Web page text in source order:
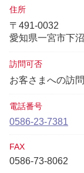
住所
〒491-0032
愛知県一宮市下
訪問可否
お客さまへの訪
電話番号
0586-23-7381
FAX
0586-73-8062